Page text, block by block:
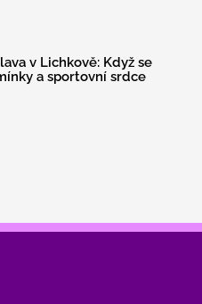
v Lichkově: Když se
a sportovní srdce